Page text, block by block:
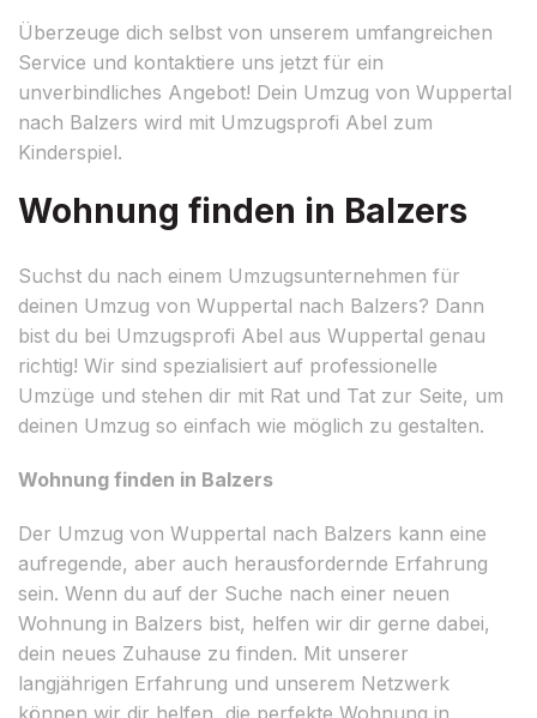
Überzeuge dich selbst von unserem umfangreichen
Service und kontaktiere uns jetzt für ein
unverbindliches Angebot! Dein Umzug von Wuppertal
nach Balzers wird mit Umzugsprofi Abel zum
Kinderspiel.
Wohnung finden in Balzers
Suchst du nach einem Umzugsunternehmen für
deinen Umzug von Wuppertal nach Balzers? Dann
bist du bei Umzugsprofi Abel aus Wuppertal genau
richtig! Wir sind spezialisiert auf professionelle
Umzüge und stehen dir mit Rat und Tat zur Seite, um
deinen Umzug so einfach wie möglich zu gestalten.
Wohnung finden in Balzers
Der Umzug von Wuppertal nach Balzers kann eine
aufregende, aber auch herausfordernde Erfahrung
sein. Wenn du auf der Suche nach einer neuen
Wohnung in Balzers bist, helfen wir dir gerne dabei,
dein neues Zuhause zu finden. Mit unserer
langjährigen Erfahrung und unserem Netzwerk
können wir dir helfen, die perfekte Wohnung in